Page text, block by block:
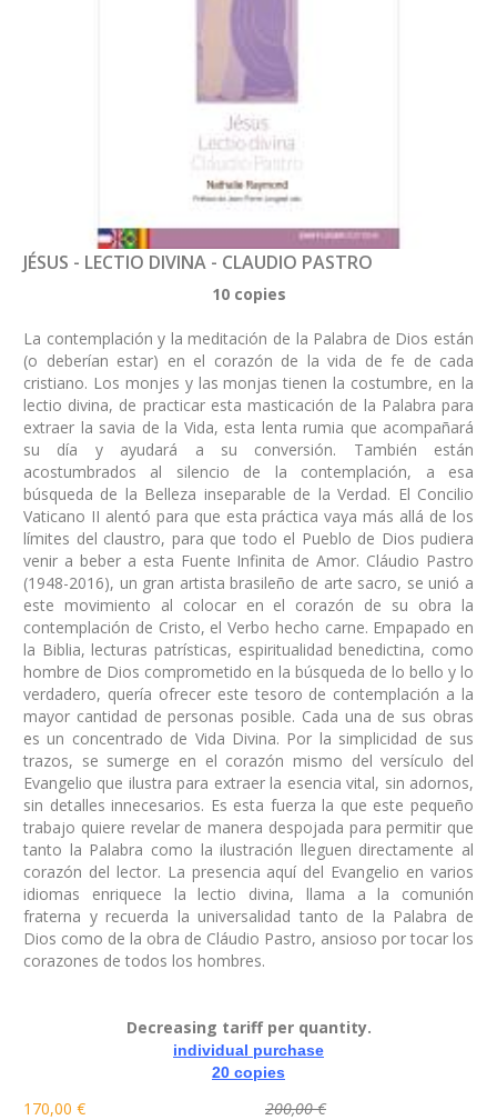
JÉSUS - LECTIO DIVINA - CLAUDIO PASTRO
10 copies
La contemplación y la meditación de la Palabra de Dios están
(o deberían estar) en el corazón de la vida de fe de cada
cristiano. Los monjes y las monjas tienen la costumbre, en la
lectio divina, de practicar esta masticación de la Palabra para
extraer la savia de la Vida, esta lenta rumia que acompañará
su día y ayudará a su conversión. También están
acostumbrados al silencio de la contemplación, a esa
búsqueda de la Belleza inseparable de la Verdad. El Concilio
Vaticano II alentó para que esta práctica vaya más allá de los
límites del claustro, para que todo el Pueblo de Dios pudiera
venir a beber a esta Fuente Infinita de Amor. Cláudio Pastro
(1948-2016), un gran artista brasileño de arte sacro, se unió a
este movimiento al colocar en el corazón de su obra la
contemplación de Cristo, el Verbo hecho carne. Empapado en
la Biblia, lecturas patrísticas, espiritualidad benedictina, como
hombre de Dios comprometido en la búsqueda de lo bello y lo
verdadero, quería ofrecer este tesoro de contemplación a la
mayor cantidad de personas posible. Cada una de sus obras
es un concentrado de Vida Divina. Por la simplicidad de sus
trazos, se sumerge en el corazón mismo del versículo del
Evangelio que ilustra para extraer la esencia vital, sin adornos,
sin detalles innecesarios. Es esta fuerza la que este pequeño
trabajo quiere revelar de manera despojada para permitir que
tanto la Palabra como la ilustración lleguen directamente al
corazón del lector. La presencia aquí del Evangelio en varios
idiomas enriquece la lectio divina, llama a la comunión
fraterna y recuerda la universalidad tanto de la Palabra de
Dios como de la obra de Cláudio Pastro, ansioso por tocar los
corazones de todos los hombres.
Decreasing tariff per quantity.
individual purchase
20 copies
170,00 € 200,00 €